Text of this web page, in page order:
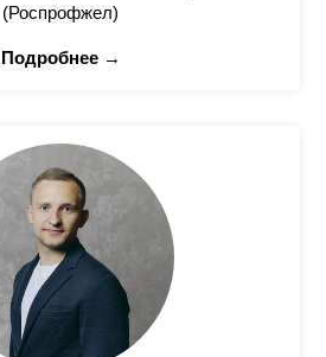
(Роспрофжел)
Подробнее →